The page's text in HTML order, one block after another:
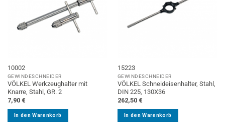
10002
GEWINDESCHNEIDER
VÖLKEL Werkzeughalter mit
Knarre, Stahl, GR. 2
7,90 €
In den Warenkorb
15223
GEWINDESCHNEIDER
VÖLKEL Schneideisenhalter, Stahl,
DIN 225, 130X36
262,50 €
In den Warenkorb